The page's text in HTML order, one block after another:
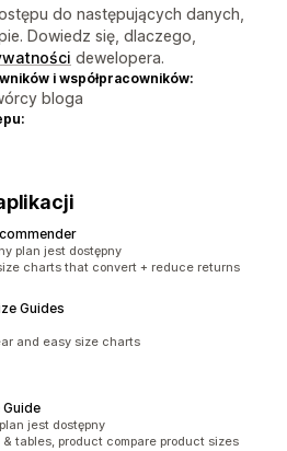
do następujących danych,
Dowiedz się, dlaczego,
dewelopera.
i współpracowników:
bloga
1092
plan jest dostępny
charts that convert + reduce returns
Guides
and easy size charts
Guide
127jest dostępny
tables, product compare product sizes